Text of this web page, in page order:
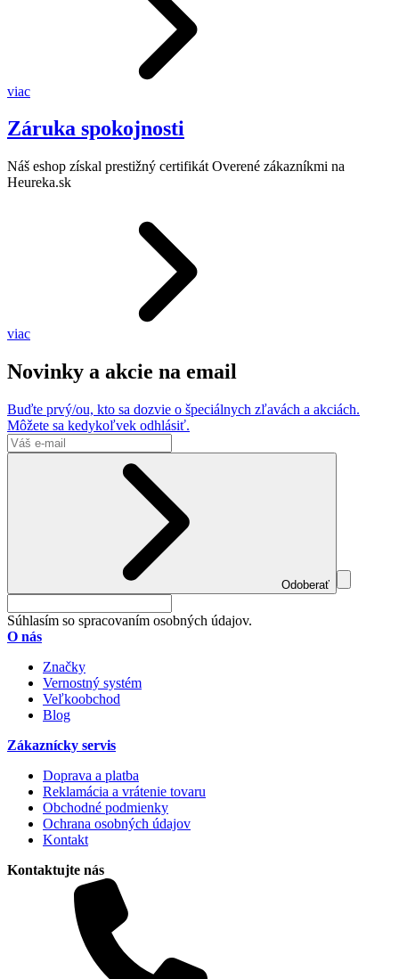
viac
Záruka spokojnosti
Náš eshop získal prestižný certifikát Overené zákazníkmi na
Heureka.sk
viac
Novinky a akcie na email
Buďte prvý/ou, kto sa dozvie o špeciálnych zľavách a akciách.
Môžete sa kedykoľvek odhlásiť.
Odoberať
Súhlasím so spracovaním osobných údajov.
O nás
Značky
Vernostný systém
Veľkoobchod
Blog
Zákaznícky servis
Doprava a platba
Reklamácia a vrátenie tovaru
Obchodné podmienky
Ochrana osobných údajov
Kontakt
Kontaktujte nás